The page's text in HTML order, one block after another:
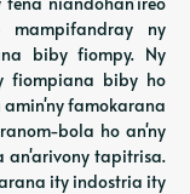
ny
biby fiompy. Ny
fiompiana biby ho
famokarana
bola ho an'ny
an'arivony tapitrisa.
ity indostria ity